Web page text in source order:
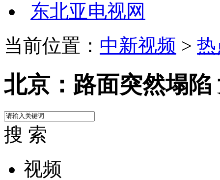
东北亚电视网
当前位置： 中新视频 >
北京：路面突然塌
搜 索
视频